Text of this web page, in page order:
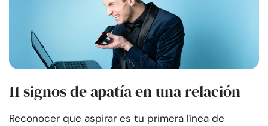
11 signos de apatía en una relación
Reconocer que aspirar es tu primera línea de